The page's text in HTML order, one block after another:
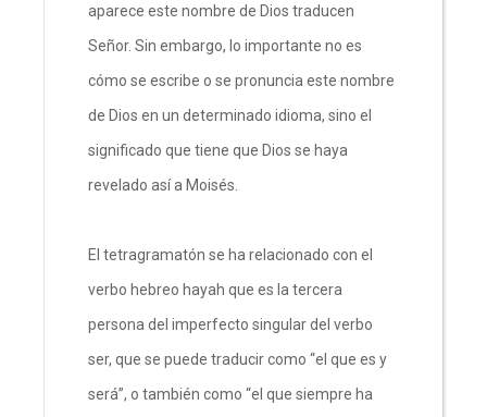
aparece este nombre de Dios traducen
Señor. Sin embargo, lo importante no es
cómo se escribe o se pronuncia este nombre
de Dios en un determinado idioma, sino el
significado que tiene que Dios se haya
revelado así a Moisés.
El tetragramatón se ha relacionado con el
verbo hebreo hayah que es la tercera
persona del imperfecto singular del verbo
ser, que se puede traducir como “el que es y
será”, o también como “el que siempre ha